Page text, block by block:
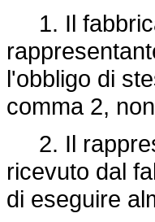
1. Il
l'obbligo di
comma 2,
2. Il
ricevuto dal
di eseguire